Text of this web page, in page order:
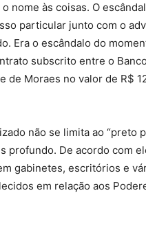
nome às coisas. O
particular junto com o
Era o escândalo do
subscrito entre o
de Moraes no valor de R$
não se limita ao “preto
profundo. De acordo com
gabinetes, escritórios e
em relação aos